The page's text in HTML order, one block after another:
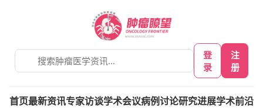
登
录
注
册
首页最新资讯专家访谈学术会议病例讨论研究进展学术前沿